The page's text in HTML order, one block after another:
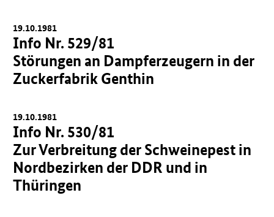
19.10.1981
Info Nr. 529/81
Störungen an Dampferzeugern in der
Zuckerfabrik Genthin
19.10.1981
Info Nr. 530/81
Zur Verbreitung der Schweinepest in
Nordbezirken der DDR und in
Thüringen